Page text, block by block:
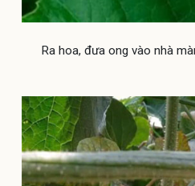
Ra hoa, đưa ong vào nhà